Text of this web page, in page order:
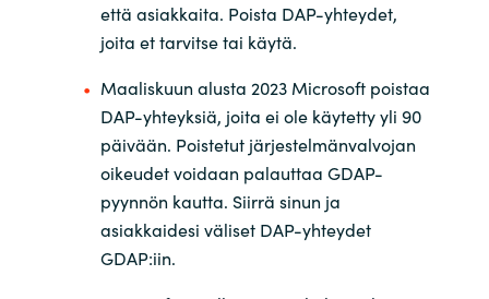
Sweden
Switzerland
Ukraine
United Kingdom
että asiakkaita. Poista DAP-yhteydet,
joita et tarvitse tai käytä.
Maaliskuun alusta 2023 Microsoft poistaa
DAP-yhteyksiä, joita ei ole käytetty yli 90
päivään. Poistetut järjestelmänvalvojan
oikeudet voidaan palauttaa GDAP-
pyynnön kautta. Siirrä sinun ja
asiakkaidesi väliset DAP-yhteydet
GDAP:iin.